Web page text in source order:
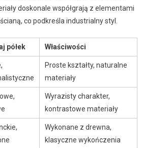
doskonale współgrają z elementami
co podkreśla industrialny styl.
półek Właściwości
Proste kształty, naturalne
materiały
Wyrazisty charakter,
kontrastowe materiały
Wykonane z drewna,
klasyczne wykończenia